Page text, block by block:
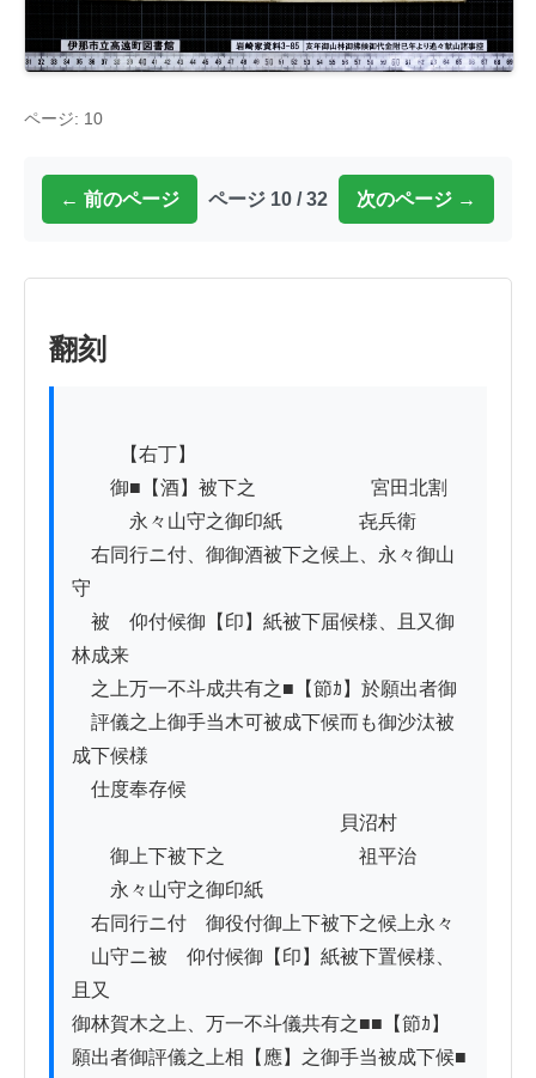
ページ: 10
← 前のページ ページ 10 / 32 次のページ →
翻刻
御■【酒】被下之　　　　　　宮田北割
永々山守之御印紙　　　　㐂兵衛
右同行ニ付、御御酒被下之候上、永々御山
守
被　仰付候御【印】紙被下届候様、且又御
林成来
之上万一不斗成共有之■【節ｶ】於願出者御
評儀之上御手当木可被成下候而も御沙汰被
成下候様
仕度奉存候
貝沼村
御上下被下之　　　　　　　祖平治
永々山守之御印紙
右同行ニ付　御役付御上下被下之候上永々
山守ニ被　仰付候御【印】紙被下置候様、
且又
御林賀木之上、万一不斗儀共有之■■【節ｶ】
願出者御評儀之上相【應】之御手当被成下候■